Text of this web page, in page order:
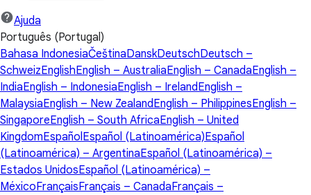
Ajuda
Português (Portugal)
Bahasa IndonesiaČeštinaDanskDeutschDeutsch –
SchweizEnglishEnglish – AustraliaEnglish – CanadaEnglish –
IndiaEnglish – IndonesiaEnglish – IrelandEnglish –
MalaysiaEnglish – New ZealandEnglish – PhilippinesEnglish –
SingaporeEnglish – South AfricaEnglish – United
KingdomEspañolEspañol (Latinoamérica)Español
(Latinoamérica) – ArgentinaEspañol (Latinoamérica) –
Estados UnidosEspañol (Latinoamérica) –
MéxicoFrançaisFrançais – CanadaFrançais –